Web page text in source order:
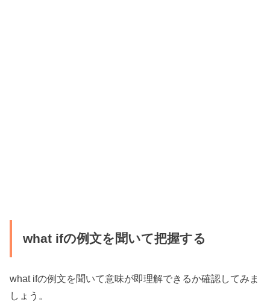
what ifの例文を聞いて把握する
what ifの例文を聞いて意味が即理解できるか確認してみま
しょう。